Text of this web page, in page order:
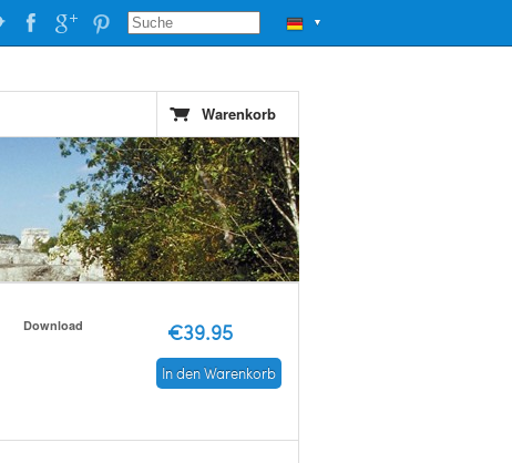
▼
Warenkorb
Download €39.95
In den Warenkorb